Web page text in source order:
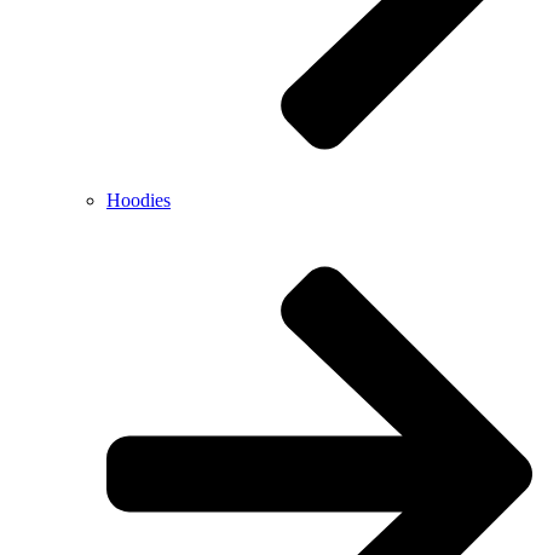
Hoodies